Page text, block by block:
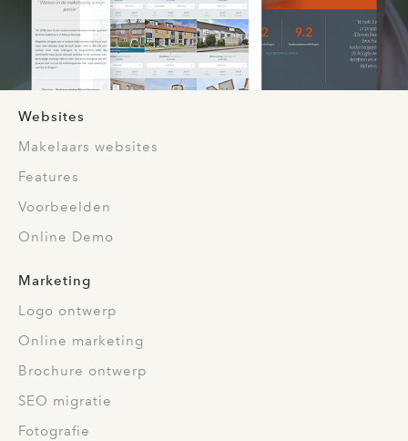
Websites
Makelaars websites
Features
Voorbeelden
Online Demo
Marketing
Logo ontwerp
Online marketing
Brochure ontwerp
SEO migratie
Fotografie